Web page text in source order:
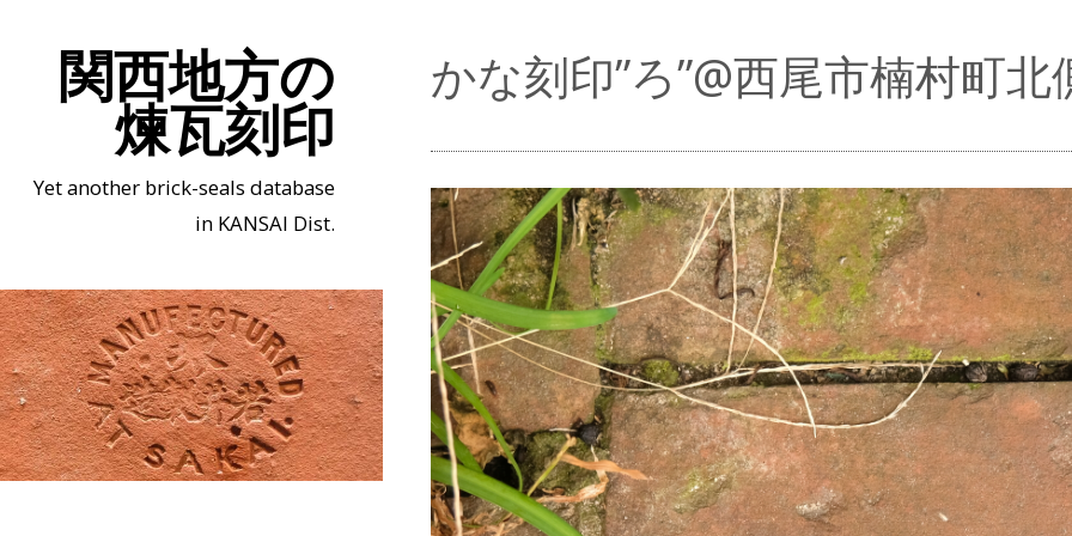
関西地方の
煉瓦刻印
Yet another brick-seals database
in KANSAI Dist.
かな刻印”ろ”@西尾市楠村町北